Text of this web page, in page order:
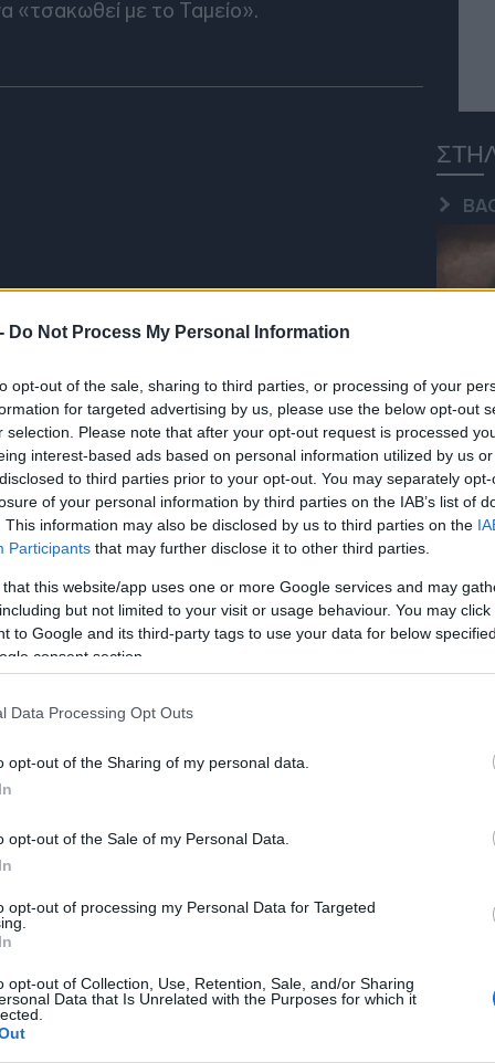
Do Not Process My Personal Information
opt-out of the sale, sharing to third parties, or processing of your
for targeted advertising by us, please use the below opt-out
selection. Please note that after your opt-out request is processed
interest-based ads based on personal information utilized by us
to third parties prior to your opt-out. You may separately
of your personal information by third parties on the IAB’s list of
This information may also be disclosed by us to third parties on the
Participants that may further disclose it to other third parties.
that this website/app uses one or more Google services and may
but not limited to your visit or usage behaviour. You may
to Google and its third-party tags to use your data for below
consent section.
Data Processing Opt Outs
opt-out of the Sharing of my personal data.
opt-out of the Sale of my Personal Data.
opt-out of processing my Personal Data for Targeted
opt-out of Collection, Use, Retention, Sale, and/or Sharing
Data that Is Unrelated with the Purposes for which it
«τσακωθεί με το Ταμείο».
ας εστιάσουμε για την ώρα στον πρώτο
που περιλαμβάνειτην ΚΑΠ και τα
κυπριακής προεδρίας για συνολικό
προκαλέσει δυσφορία στο Βερολίνο.
της ανταγωνιστικότητας όπως την
έχει μείνει στην πραγματικότητα των
γιατί πιέζεται δημοσιονομικά και
στον αντιπαραγωγικό Νότο».
πλέον ο ίδιος. Ζητά λοιπόν περικοπή
400 δισ. ευρώ. Και με δεδομένο τον
λιγότερα κονδύλια συνοχής.
«φίλους της Συνοχής» προς τη Γερμανία
κατακερματισμένο παγκόσμιο
-και των φειδωλών εν γένει- θα εστιάζει
αγορά. Ακόμα και με «παλαιούς» όρους
υπόλοιπους για να στηρίξουμε την
της εσωτερικής ζήτησης
Δεν υπερθεματίζουμε ούτε καν
21:40
21:03
20:53
20:23
Tip